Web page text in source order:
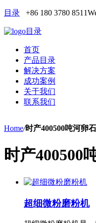
目录 +86 180 3780 8511
目录
首页
产品目录
解决方案
成功案例
关于我们
联系我们
Home/时产400500吨河卵
时产400500
超细微粉磨粉机